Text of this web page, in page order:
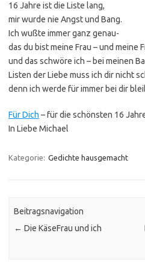
16 Jahre ist die Liste lang,
mir wurde nie Angst und Bang.
Ich wußte immer ganz genau-
das du bist meine Frau – und meine
und das schwöre ich – bei meinen
Listen der Liebe muss ich dir nicht
denn ich werde für immer bei dir
Für Dich – für die schönsten 16
In Liebe Michael
Kategorie: Gedichte hausgemacht
Beitragsnavigation
← Die KäseFrau und ich